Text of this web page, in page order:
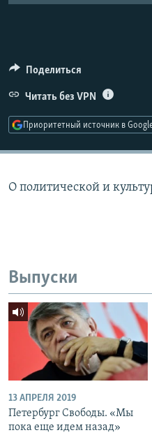
СОЦИАЛЬНЫЕ СЕТИ
Поделиться
Читать без VPN
Приоритетный источник в
О политической и
Выпуски
13 АПРЕЛЯ 2019
Петербург Свободы. «Мы
пока еще идем назад»